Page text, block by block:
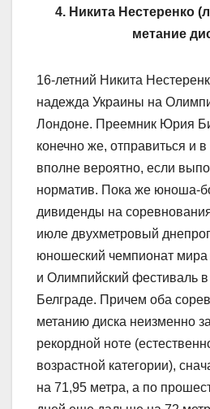
4. Никита Нестеренко
метание
16-летний Никита
надежда Украины на
Лондоне. Преемник Юрия
конечно же, отправиться и
вполне вероятно, если
норматив. Пока же юноша-
дивиденды на
июле двухметровый
юношеский чемпионат
и Олимпийский фестиваль в
Белграде. Причем оба
метанию диска неизменно
рекордной ноте
возрастной категории),
на 71,95 метра, а по